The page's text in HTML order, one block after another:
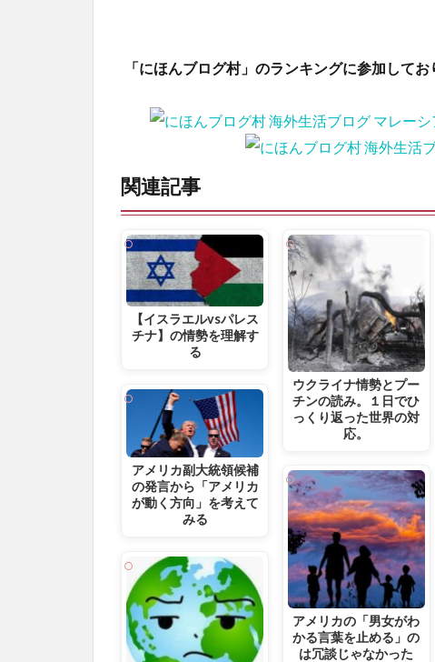
「にほんブログ村」のランキングに参加して
関連記事
【イスラエルvsパレス
チナ】の情勢を理解す
る
アメリカ副大統領候補
の発言から「アメリカ
が動く方向」を考えて
みる
ウクライナ情勢とプー
チンの読み。１日でひ
っくり返った世界の対
応。
アメリカの「男女がわ
かる言葉を止める」の
は冗談じゃなかった